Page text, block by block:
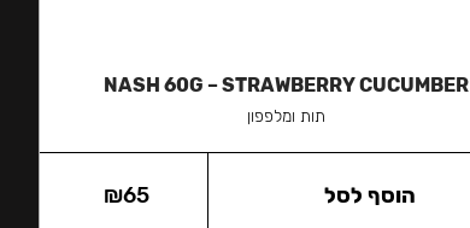
NASH 60G – STRAWBERRY CUCUMBER
תות ומלפפון
₪65 הוסף לסל